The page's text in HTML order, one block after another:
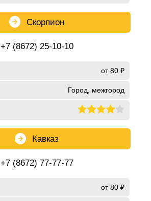
Скорпион
+7 (8672) 25-10-10
от 80 ₽
Город, межгород
Кавказ
+7 (8672) 77-77-77
от 80 ₽